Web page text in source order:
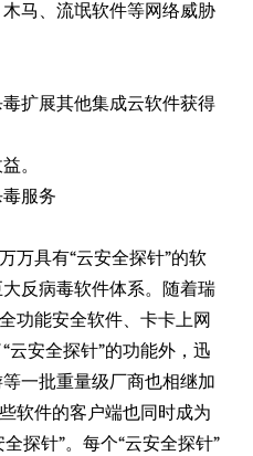
马、流氓软件等网络威胁
扩展其他集成云软件获得
。
服务
万具有“云安全探针”的软
反病毒软件体系。随着瑞
功能安全软件、卡卡上网
云安全探针”的功能外，迅
一批重量级厂商也相继加
软件的客户端也同时成为
探针”。每个“云安全探针”